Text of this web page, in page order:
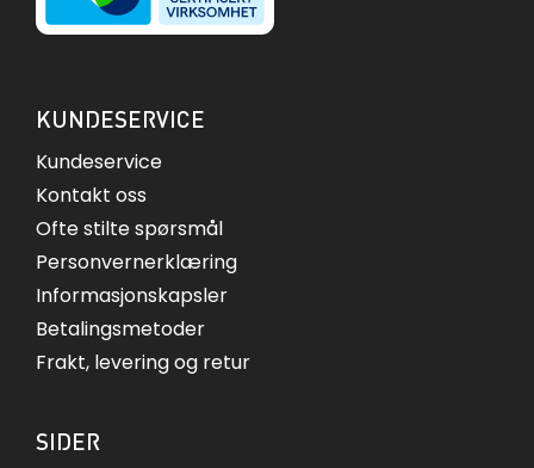
KUNDESERVICE
Kundeservice
Kontakt oss
Ofte stilte spørsmål
Personvernerklæring
Informasjonskapsler
Betalingsmetoder
Frakt, levering og retur
SIDER